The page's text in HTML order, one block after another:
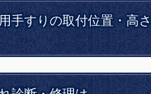
手すりの取付位置・高さ